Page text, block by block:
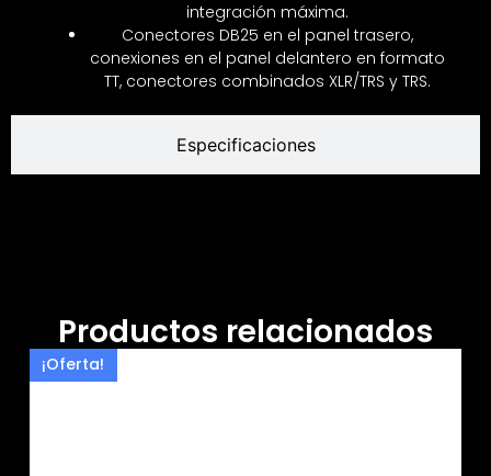
Especificaciones
integración máxima.
Conectores DB25 en el panel trasero,
conexiones en el panel delantero en formato
TT, conectores combinados XLR/TRS y TRS.
Productos relacionados
¡Oferta!